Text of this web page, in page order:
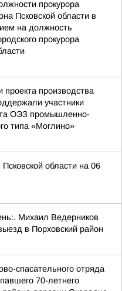
прокурора
Псковской области в
на должность
прокурора
производства
участники
ОЭЗ промышленно-
типа «Моглино»
области на 06
Михаил Ведерников
в Порховский район
спасательного отряда
70-летнего